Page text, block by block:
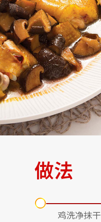
做法
鸡洗净抹